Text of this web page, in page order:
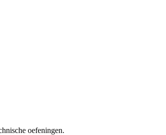
oefeningen.